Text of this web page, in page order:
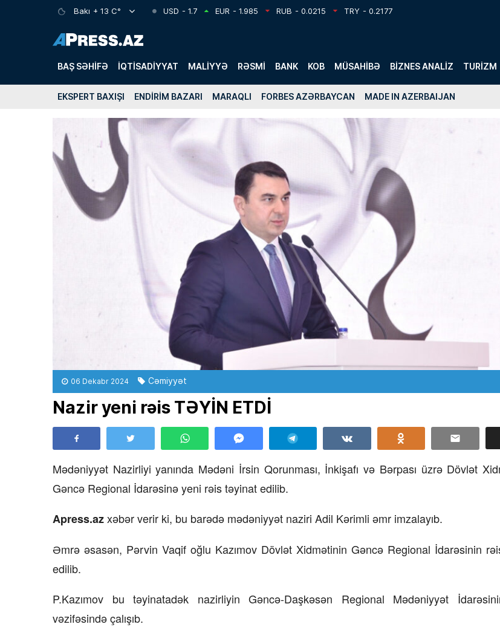
Bakı + 13 C° USD - 1.7 EUR - 1.985 RUB - 0.0215 TRY - 0.2177
BAŞ SƏHIFƏ İQTISADIYYAT MALIYYƏ RƏSMI BANK KOB MÜSAHIBƏ BIZNES ANALIZ TURIZM
EKSPERT BAXIŞI ENDIRIM BAZARI MARAQLI FORBES AZƏRBAYCAN MADE IN AZERBAIJAN
06 Dekabr 2024 Cəmiyyət
Nazir yeni rəis TƏYİN ETDİ
Mədəniyyət Nazirliyi yanında Mədəni İrsin Qorunması, İnkişafı və Bərpası üzrə Dövlət
Gəncə Regional İdarəsinə yeni rəis təyinat edilib.
Apress.azxəbər verir ki, bu barədə mədəniyyət naziri Adil Kərimli əmr imzalayıb.
Əmrə əsasən, Pərvin Vaqif oğlu Kazımov Dövlət Xidmətinin Gəncə Regional İdarəsinin
edilib.
P.Kazımov bu təyinatadək nazirliyin Gəncə-Daşkəsən Regional Mədəniyyət
vəzifəsində çalışıb.
Süni qiymət
alınmalıdır?